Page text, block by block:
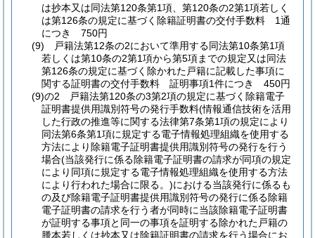
は抄本又は同法第120条第1項、第120条の2第1項若しく
は第126条の規定に基づく除籍証明書の交付手数料 1通
につき 750円
(9)
戸籍法第12条の2において準用する同法第10条第1項
若しくは第10条の2第1項から第5項までの規定又は同法
第126条の規定に基づく除かれた戸籍に記載した事項に
関する証明書の交付手数料 証明事項1件につき 450円
(9)の2
戸籍法第120条の3第2項の規定に基づく除籍電子
証明書提供用識別符号の発行手数料(情報通信技術を活用
した行政の推進等に関する法律第7条第1項の規定により
同法第6条第1項に規定する電子情報処理組織を使用する
方法により除籍電子証明書提供用識別符号の発行を行う
場合(当該発行に係る除籍電子証明書の請求が同項の規定
により同項に規定する電子情報処理組織を使用する方法
により行われた場合に限る。)における当該発行に係るも
の及び除籍電子証明書提供用識別符号の発行に係る除籍
電子証明書の請求を行う者が同時に当該除籍電子証明書
が証明する事項と同一の事項を証明する除かれた戸籍の
謄本若しくは抄本又は除籍証明書の請求を行う場合にお